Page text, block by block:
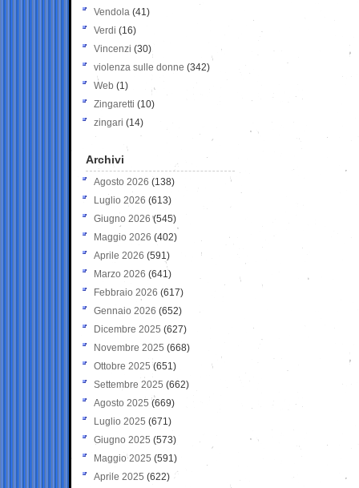
Vendola (41)
Verdi (16)
Vincenzi (30)
violenza sulle donne (342)
Web (1)
Zingaretti (10)
zingari (14)
Archivi
Agosto 2026 (138)
Luglio 2026 (613)
Giugno 2026 (545)
Maggio 2026 (402)
Aprile 2026 (591)
Marzo 2026 (641)
Febbraio 2026 (617)
Gennaio 2026 (652)
Dicembre 2025 (627)
Novembre 2025 (668)
Ottobre 2025 (651)
Settembre 2025 (662)
Agosto 2025 (669)
Luglio 2025 (671)
Giugno 2025 (573)
Maggio 2025 (591)
Aprile 2025 (622)